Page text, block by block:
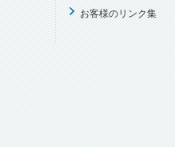
お客様のリンク集